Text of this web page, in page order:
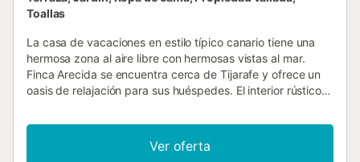
Toallas
La casa de vacaciones en estilo típico canario tiene una
hermosa zona al aire libre con hermosas vistas al mar.
Finca Arecida se encuentra cerca de Tijarafe y ofrece un
oasis de relajación para sus huéspedes. El interior rústico
perfecto después de un emocionante día explorando la
isla. La playa de Tazacorte, así como la ciudad de Los
Llanos con varias tiendas se pueden alcanzar rápidamente
Ver oferta